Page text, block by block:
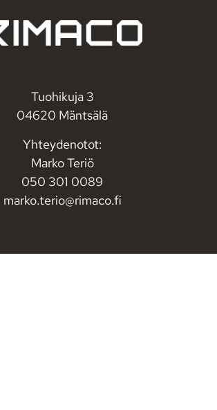
Tuohikuja 3
04620 Mäntsälä
Yhteydenotot:
Marko Teriö
050 301 0089
marko.terio@rimaco.fi